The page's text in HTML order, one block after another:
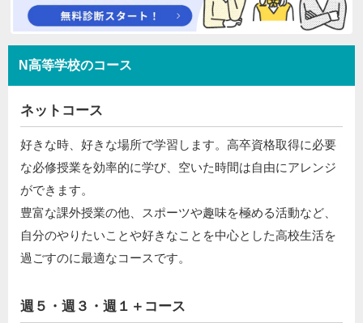
N高等学校のコース
ネットコース
好きな時、好きな場所で学習します。高卒資格取得に必要
な必修授業を効率的に学び、空いた時間は自由にアレンジ
ができます。
豊富な課外授業の他、スポーツや趣味を極める活動など、
自分のやりたいことや好きなことを中心とした高校生活を
過ごすのに最適なコースです。
週５・週３・週１＋コース